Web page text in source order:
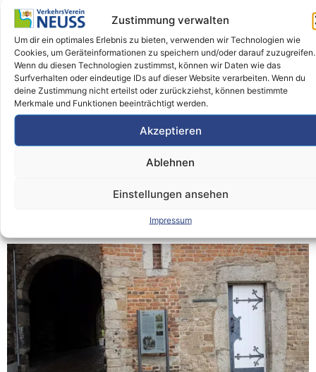
Zustimmung verwalten
Um dir ein optimales Erlebnis zu bieten, verwenden wir Technologien wie
Cookies, um Geräteinformationen zu speichern und/oder darauf zuzugreifen.
Wenn du diesen Technologien zustimmst, können wir Daten wie das
Surfverhalten oder eindeutige IDs auf dieser Website verarbeiten. Wenn du
deine Zustimmung nicht erteilst oder zurückziehst, können bestimmte
Merkmale und Funktionen beeinträchtigt werden.
Akzeptieren
Ablehnen
Einstellungen ansehen
Impressum
header_4_text_shadow_blur_strength_tablet=“1px“
header_5_text_shadow_horizontal_length_tablet=“0px“
header_5_text_shadow_vertical_length_tablet=“0px“
header_5_text_shadow_blur_strength_tablet=“1px“
header_6_text_shadow_horizontal_length_tablet=“0px“
header_6_text_shadow_vertical_length_tablet=“0px“
header_6_text_shadow_blur_strength_tablet=“1px“
box_shadow_horizontal_tablet=“0px“
box_shadow_vertical_tablet=“0px“
box_shadow_blur_tablet=“40px“ […]
Informationstafel am